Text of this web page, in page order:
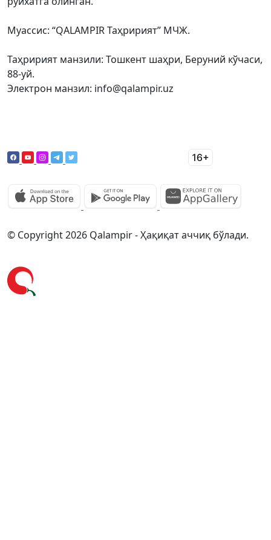
Муассис: “QALAMPIR Таҳририят” МЧЖ.
Таҳририят манзили: Тошкент шаҳри, Беруний кўчаси,
88-уй.
Электрон манзил: info@qalampir.uz
© Copyright 2026 Qalampir - Ҳақиқат аччиқ бўлади.